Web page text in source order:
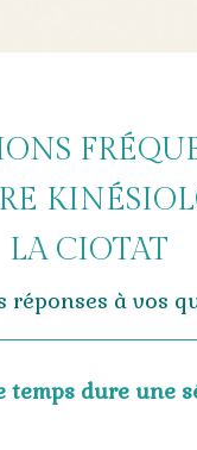
LA CIOTAT
réponses à vos
temps dure une